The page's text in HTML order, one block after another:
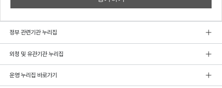
정부 관련기관 누리집
외청 및 유관기관 누리집
운영 누리집 바로가기